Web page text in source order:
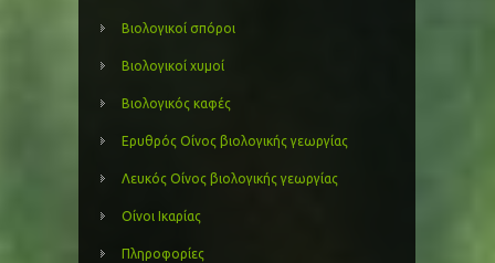
Βιολογικοί σπόροι
Βιολογικοί χυμοί
Βιολογικός καφές
Ερυθρός Οίνος βιολογικής γεωργίας
Λευκός Οίνος βιολογικής γεωργίας
Οίνοι Ικαρίας
Πληροφορίες